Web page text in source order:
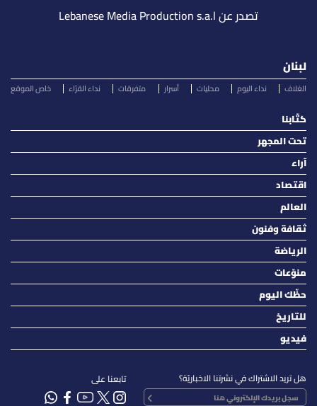
تصدر عن Lebanese Media Production s.a.l
لبنان
الغلاف نداء اليوم محليات أسرار متفرقات نداء القرّاء خاص الموقع
كتّابنا
تحت المجهر
آراء
اقتصاد
العالم
ثقافة وفنون
الرياضة
منوّعات
حظّك اليوم
للتاريخ
فيديو
هل تريد الاشتراك في نشرتنا الاخباريّة؟ تابعنا على